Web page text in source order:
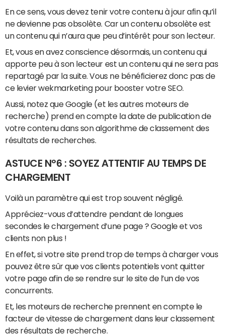
En ce sens, vous devez tenir votre contenu à jour afin qu’il
ne devienne pas obsolète. Car un contenu obsolète est
un contenu qui n’aura que peu d’intérêt pour son lecteur.
Et, vous en avez conscience désormais, un contenu qui
apporte peu à son lecteur est un contenu qui ne sera pas
repartagé par la suite. Vous ne bénéficierez donc pas de
ce levier wekmarketing pour booster votre SEO.
Aussi, notez que Google (et les autres moteurs de
recherche) prend en compte la date de publication de
votre contenu dans son algorithme de classement des
résultats de recherches.
ASTUCE N°6 : SOYEZ ATTENTIF AU TEMPS DE
CHARGEMENT
Voilà un paramètre qui est trop souvent négligé.
Appréciez-vous d’attendre pendant de longues
secondes le chargement d’une page ? Google et vos
clients non plus !
En effet, si votre site prend trop de temps à charger vous
pouvez être sûr que vos clients potentiels vont quitter
votre page afin de se rendre sur le site de l’un de vos
concurrents.
Et, les moteurs de recherche prennent en compte le
facteur de vitesse de chargement dans leur classement
des résultats de recherche.